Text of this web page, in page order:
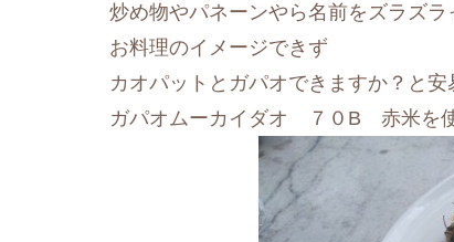
炒め物やパネーンやら名前をズラズ
お料理のイメージできず
カオパットとガパオできますか？と安
ガパオムーカイダオ ７０B 赤米を使